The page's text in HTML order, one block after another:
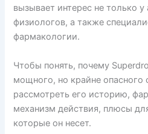
вызывает интерес не только у
физиологов, а также
фармакологии.
Чтобы понять, почему
мощного, но крайне опасного
рассмотреть его историю,
механизм действия, плюсы
которые он несет.